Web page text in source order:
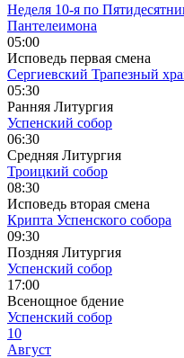
Неделя 10-я по
Пантелеимона
05:00
Исповедь первая смена
Сергиевский Трапезный
05:30
Ранняя Литургия
Успенский собор
06:30
Средняя Литургия
Троицкий собор
08:30
Исповедь вторая смена
Крипта Успенского собора
09:30
Поздняя Литургия
Успенский собор
17:00
Всенощное бдение
Успенский собор
10
Август